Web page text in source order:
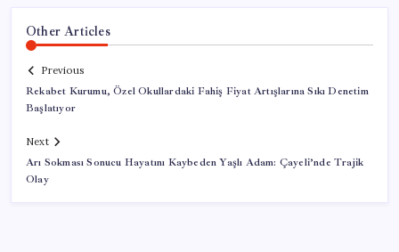
Other Articles
Previous
Rekabet Kurumu, Özel Okullardaki Fahiş Fiyat Artışlarına Sıkı Denetim
Başlatıyor
Next
Arı Sokması Sonucu Hayatını Kaybeden Yaşlı Adam: Çayeli’nde Trajik
Olay